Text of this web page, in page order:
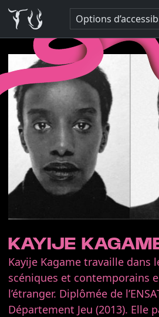
Options
KAYIJE
Kayije Kagame travaille dans
scéniques et contemporains
l’étranger. Diplômée de
Département Jeu (2013). Elle